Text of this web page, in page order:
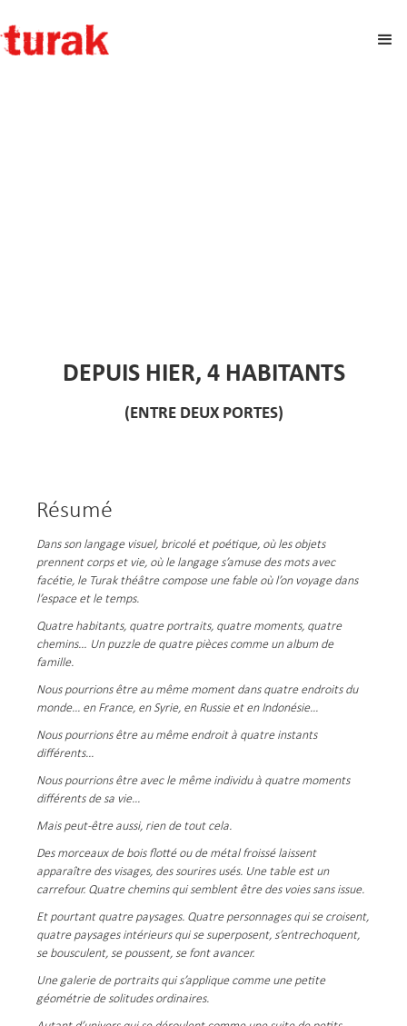
DEPUIS HIER, 4 HABITANTS
(ENTRE DEUX PORTES)
Résumé
Dans son langage visuel, bricolé et poétique, où les objets
prennent corps et vie, où le langage s’amuse des mots avec
facétie, le Turak théâtre compose une fable où l’on voyage dans
l’espace et le temps.
Quatre habitants, quatre portraits, quatre moments, quatre
chemins… Un puzzle de quatre pièces comme un album de
famille.
Nous pourrions être au même moment dans quatre endroits du
monde... en France, en Syrie, en Russie et en Indonésie...
Nous pourrions être au même endroit à quatre instants
différents...
Nous pourrions être avec le même individu à quatre moments
différents de sa vie...
Mais peut-être aussi, rien de tout cela.
Des morceaux de bois flotté ou de métal froissé laissent
apparaître des visages, des sourires usés. Une table est un
carrefour. Quatre chemins qui semblent être des voies sans issue.
Et pourtant quatre paysages. Quatre personnages qui se croisent,
quatre paysages intérieurs qui se superposent, s’entrechoquent,
se bousculent, se poussent, se font avancer.
Une galerie de portraits qui s’applique comme une petite
géométrie de solitudes ordinaires.